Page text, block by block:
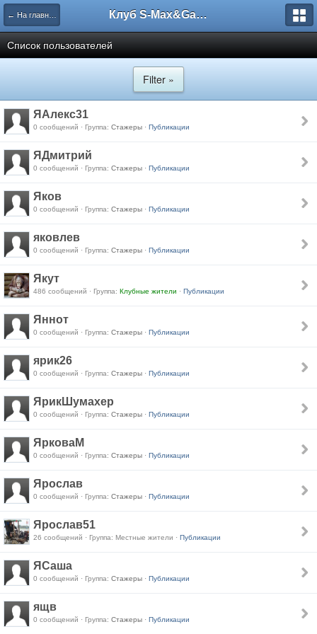
← На главную Клуб S-Max&Galaxy
Список пользователей
Filter »
ЯАлекс31
0 сообщений · Группа: Стажеры · Публикации
ЯДмитрий
0 сообщений · Группа: Стажеры · Публикации
Яков
0 сообщений · Группа: Стажеры · Публикации
яковлев
0 сообщений · Группа: Стажеры · Публикации
Якут
486 сообщений · Группа: Клубные жители · Публикации
Яннот
0 сообщений · Группа: Стажеры · Публикации
ярик26
0 сообщений · Группа: Стажеры · Публикации
ЯрикШумахер
0 сообщений · Группа: Стажеры · Публикации
ЯрковаМ
0 сообщений · Группа: Стажеры · Публикации
Ярослав
0 сообщений · Группа: Стажеры · Публикации
Ярослав51
26 сообщений · Группа: Местные жители · Публикации
ЯСаша
0 сообщений · Группа: Стажеры · Публикации
ящв
0 сообщений · Группа: Стажеры · Публикации